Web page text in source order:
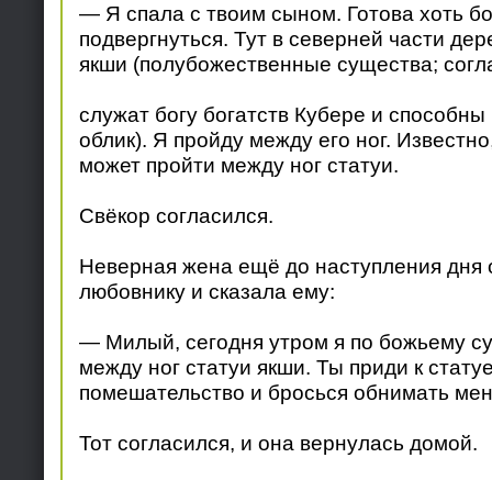
— Я спала с твоим сыном. Готова хоть
подвергнуться. Тут в северней части
якши (полубожественные существа;
служат богу богатств Кубере и
облик). Я пройду между его ног.
может пройти между ног статуи.
Свёкор согласился.
Неверная жена ещё до наступления дня
любовнику и сказала ему:
— Милый, сегодня утром я по божьему
между ног статуи якши. Ты приди к
помешательство и бросься обнимать
Тот согласился, и она вернулась домой.